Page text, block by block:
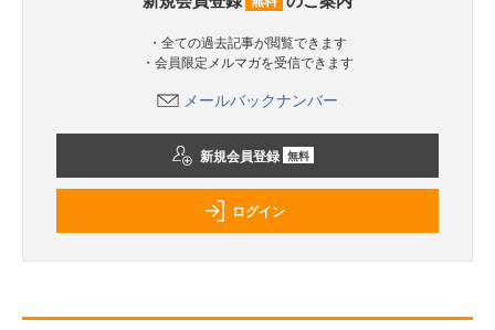
・全ての過去記事が閲覧できます
・会員限定メルマガを受信できます
メールバックナンバー
新規会員登録 無料
ログイン